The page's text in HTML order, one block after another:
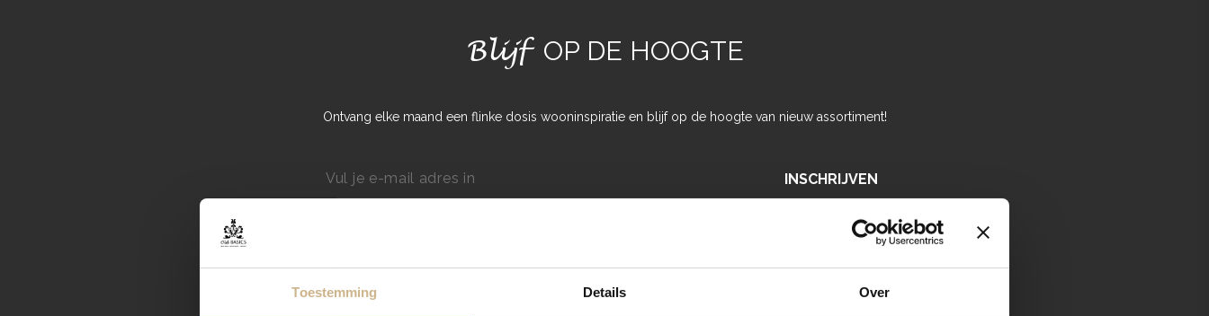
Toestemming Details Over
Blijf OP DE HOOGTE
Ontvang elke maand een flinke dosis wooninspiratie en blijf op de hoogte van nieuw assortiment!
INSCHRIJVEN